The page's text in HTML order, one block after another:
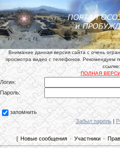
Внимание данная версия сайта с очень
просмотра видео с телефонов. Рекомендуем
ссылке:
ПОЛНАЯ
Логин:
Пароль:
запомнить
Забыл пароль|
[ Новые сообщения · Участники ·